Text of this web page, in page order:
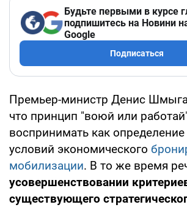
Будьте первыми в курсе
подпишитесь на Новини
Google
Подписаться
Премьер-министр Денис
что принцип "воюй или
воспринимать как
условий экономического
мобилизации. В то же время
усовершенствовании
существующего